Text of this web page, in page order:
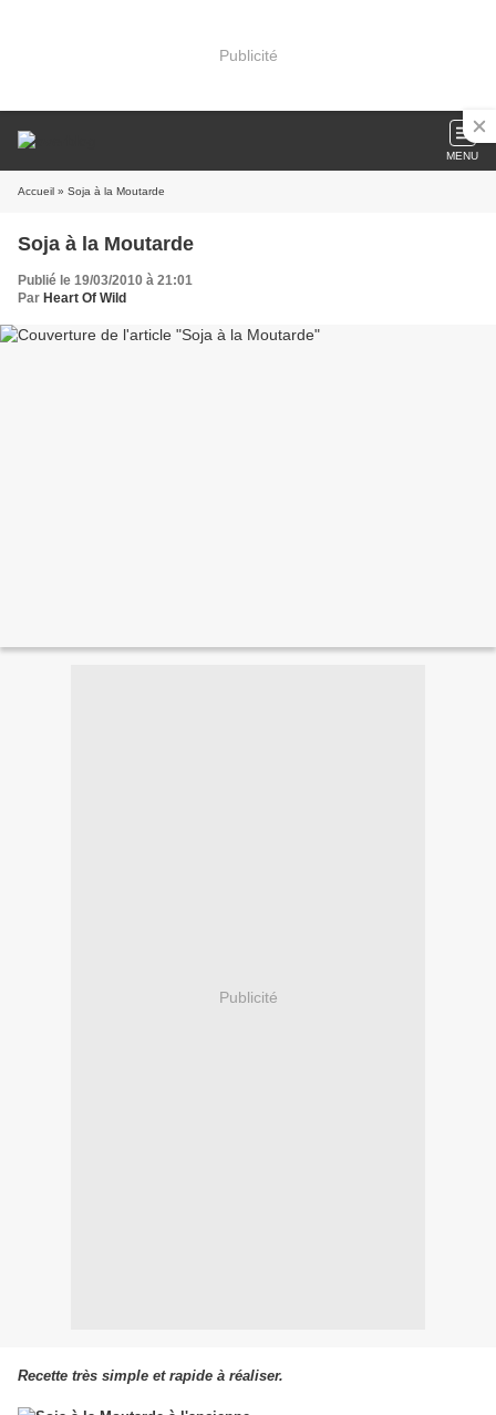
Publicité
MENU
Accueil » Soja à la Moutarde
Soja à la Moutarde
Publié le 19/03/2010 à 21:01
Par Heart Of Wild
Publicité
Recette très simple et rapide à réaliser.